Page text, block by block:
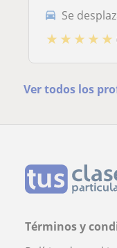
Se
★ ★ ★ ★ ★
Ver todos los
Términos y